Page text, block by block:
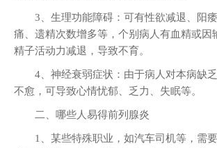
3、生理功能障碍：可有性欲减退、阳
痛、遗精次数增多等，个别病人有血精或因
精子活动力减退，导致不育。
4、神经衰弱症状：由于病人对本病缺
不愈，可导致心情忧郁、乏力、失眠等。
二、哪些人易得前列腺炎
1、某些特殊职业，如汽车司机等，需